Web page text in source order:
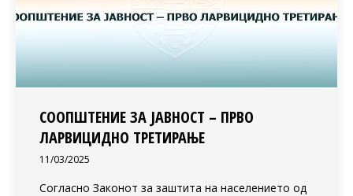
СООПШТЕНИЕ ЗА ЈАВНОСТ – ПРВО
ЛАРВИЦИДНО ТРЕТИРАЊЕ
11/03/2025
Согласно Законот за заштита на населението од